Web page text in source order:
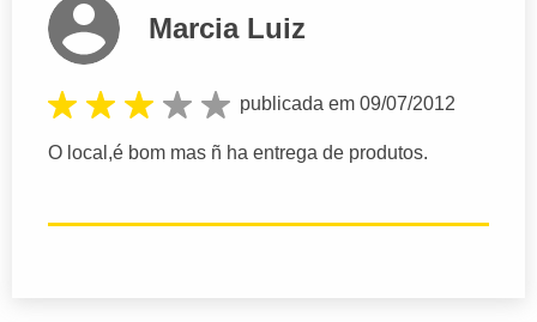
Marcia Luiz
publicada em 09/07/2012
O local,é bom mas ñ ha entrega de produtos.